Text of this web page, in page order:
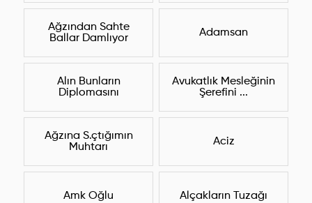
Ağzından Sahte
Ballar Damlıyor
Adamsan
Alın Bunların
Diplomasını
Avukatlık Mesleğinin
Şerefini ...
Ağzına S.çtığımın
Muhtarı
Aciz
Amk Oğlu Alçakların Tuzağı